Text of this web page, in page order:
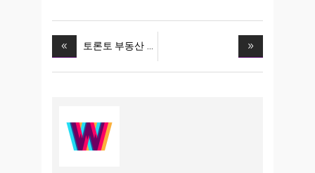
토론토 부동산